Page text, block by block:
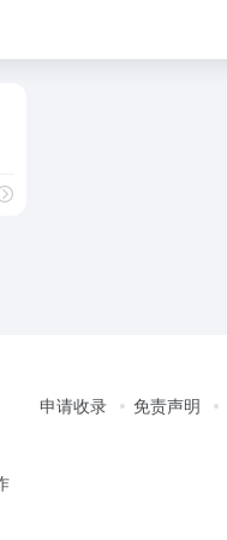
申请收录 免责声明